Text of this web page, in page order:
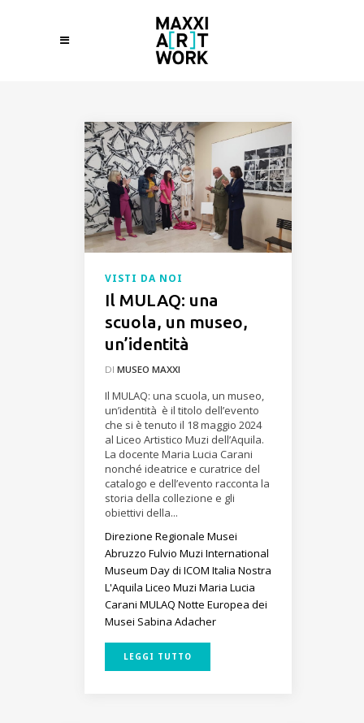
VISTI DA NOI
Il MULAQ: una
scuola, un museo,
un’identità
DI MUSEO MAXXI
Il MULAQ: una scuola, un museo,
un’identità è il titolo dell’evento
che si è tenuto il 18 maggio 2024
al Liceo Artistico Muzi dell’Aquila.
La docente Maria Lucia Carani
nonché ideatrice e curatrice del
catalogo e dell’evento racconta la
storia della collezione e gli
obiettivi della...
Direzione Regionale Musei
Abruzzo Fulvio Muzi International
Museum Day di ICOM Italia Nostra
L'Aquila Liceo Muzi Maria Lucia
Carani MULAQ Notte Europea dei
Musei Sabina Adacher
LEGGI TUTTO